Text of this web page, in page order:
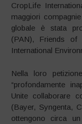
CropLife
maggiori
globale è stata
(PAN), Friends
International
Nella loro
“profondamente
Unite collaborare
(Bayer, Syngenta,
ottengono circa